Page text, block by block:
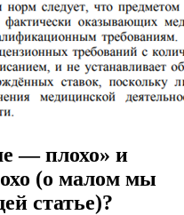
— плохо» и
(о малом мы
статье)?